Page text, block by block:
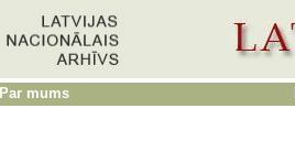
Par mums